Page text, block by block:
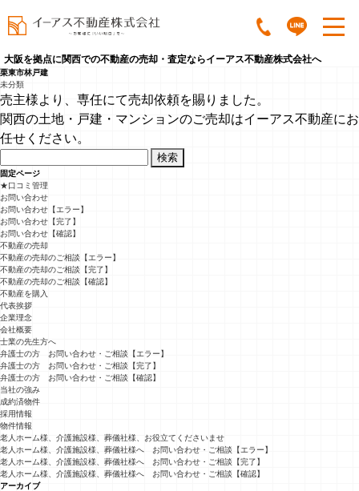
大阪を拠点に関西での不動産の売却・査定ならイーアス不動産株式会社へ
栗東市林戸建
未分類
売主様より、専任にて売却依頼を賜りました。
関西の土地・戸建・マンションのご売却はイーアス不動産にお
任せください。
索:
固定ページ
★口コミ管理
お問い合わせ
お問い合わせ【エラー】
お問い合わせ【完了】
お問い合わせ【確認】
不動産の売却
不動産の売却のご相談【エラー】
不動産の売却のご相談【完了】
不動産の売却のご相談【確認】
不動産を購入
代表挨拶
企業理念
会社概要
士業の先生方へ
弁護士の方 お問い合わせ・ご相談【エラー】
弁護士の方 お問い合わせ・ご相談【完了】
弁護士の方 お問い合わせ・ご相談【確認】
当社の強み
成約済物件
採用情報
物件情報
老人ホーム様、介護施設様、葬儀社様、お役立てくださいませ
老人ホーム様、介護施設様、葬儀社様へ お問い合わせ・ご相談【エラー】
老人ホーム様、介護施設様、葬儀社様へ お問い合わせ・ご相談【完了】
老人ホーム様、介護施設様、葬儀社様へ お問い合わせ・ご相談【確認】
アーカイブ